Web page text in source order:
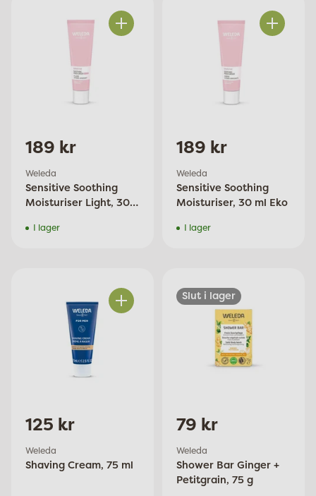
Antal
189 kr
Weleda
Sensitive Soothing
Moisturiser Light, 30
I lager
Antal
189 kr
Weleda
Sensitive Soothing
Moisturiser, 30 ml Eko
I lager
Antal
125 kr
Weleda
Shaving Cream, 75 ml
Slut i lager
79 kr
Weleda
Shower Bar Ginger +
Petitgrain, 75 g